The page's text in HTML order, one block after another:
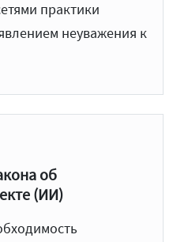
практики
неуважения к
об
(ИИ)